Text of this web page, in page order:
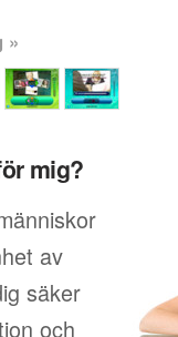
»
mig?
av
säker
och